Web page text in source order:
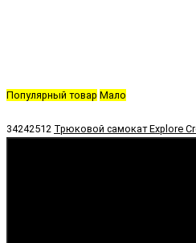
Популярный товар Мало
34242512 Трюковой самокат Explore